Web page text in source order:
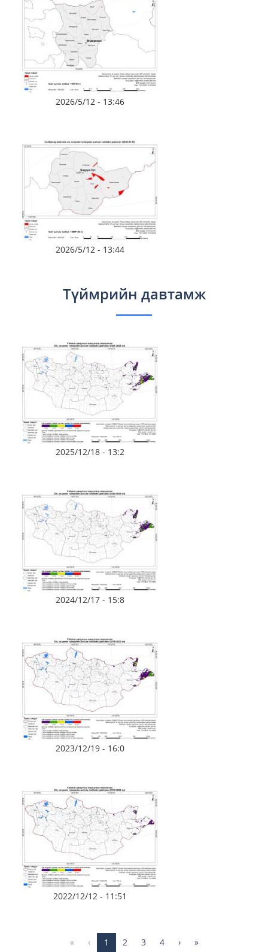
2026/5/12 - 13:46
2026/5/12 - 13:44
Түймрийн давтамж
2025/12/18 - 13:2
2024/12/17 - 15:8
2023/12/19 - 16:0
2022/12/12 - 11:51
« ‹ 1 2 3 4 › »